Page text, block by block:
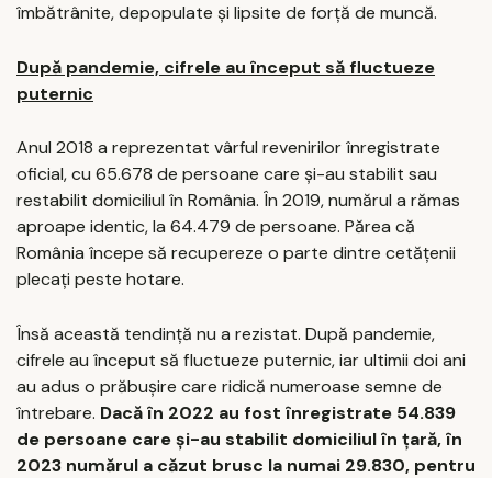
îmbătrânite, depopulate și lipsite de forță de muncă.
După pandemie, cifrele au început să fluctueze
puternic
Anul 2018 a reprezentat vârful revenirilor înregistrate
oficial, cu 65.678 de persoane care și-au stabilit sau
restabilit domiciliul în România. În 2019, numărul a rămas
aproape identic, la 64.479 de persoane. Părea că
România începe să recupereze o parte dintre cetățenii
plecați peste hotare.
Însă această tendință nu a rezistat. După pandemie,
cifrele au început să fluctueze puternic, iar ultimii doi ani
au adus o prăbușire care ridică numeroase semne de
întrebare. Dacă în 2022 au fost înregistrate 54.839
de persoane care și-au stabilit domiciliul în țară, în
2023 numărul a căzut brusc la numai 29.830, pentru